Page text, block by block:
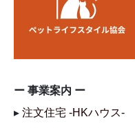
ー 事業案内 ー
▸ 注文住宅 -HKハウス-